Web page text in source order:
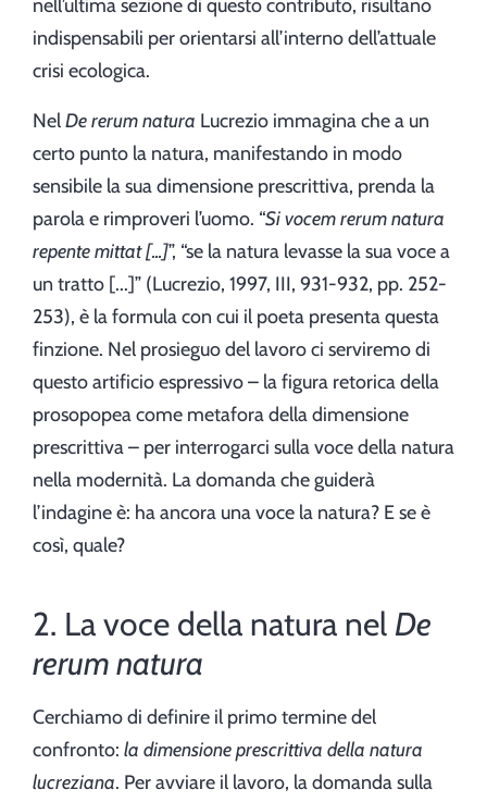
nell’ultima sezione di questo contributo, risultano
indispensabili per orientarsi all’interno dell’attuale
crisi ecologica.
NelDe rerum natura Lucrezio immagina che a un
certo punto la natura, manifestando in modo
sensibile la sua dimensione prescrittiva, prenda la
parola e rimproveri l’uomo. “Si vocem rerum natura
repente mittat [...]”, “se la natura levasse la sua voce a
un tratto [...]” (Lucrezio, 1997, III, 931-932, pp. 252-
253), è la formula con cui il poeta presenta questa
finzione. Nel prosieguo del lavoro ci serviremo di
questo artificio espressivo – la figura retorica della
prosopopea come metafora della dimensione
prescrittiva – per interrogarci sulla voce della natura
nella modernità. La domanda che guiderà
l’indagine è: ha ancora una voce la natura? E se è
così, quale?
2. La voce della natura nel De
rerum natura
Cerchiamo di definire il primo termine del
confronto: la dimensione prescrittiva della natura
lucreziana. Per avviare il lavoro, la domanda sulla